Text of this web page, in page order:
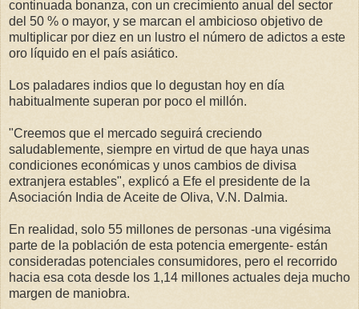
continuada bonanza, con un crecimiento anual del sector
del 50 % o mayor, y se marcan el ambicioso objetivo de
multiplicar por diez en un lustro el número de adictos a este
oro líquido en el país asiático.
Los paladares indios que lo degustan hoy en día
habitualmente superan por poco el millón.
"Creemos que el mercado seguirá creciendo
saludablemente, siempre en virtud de que haya unas
condiciones económicas y unos cambios de divisa
extranjera estables", explicó a Efe el presidente de la
Asociación India de Aceite de Oliva, V.N. Dalmia.
En realidad, solo 55 millones de personas -una vigésima
parte de la población de esta potencia emergente- están
consideradas potenciales consumidores, pero el recorrido
hacia esa cota desde los 1,14 millones actuales deja mucho
margen de maniobra.